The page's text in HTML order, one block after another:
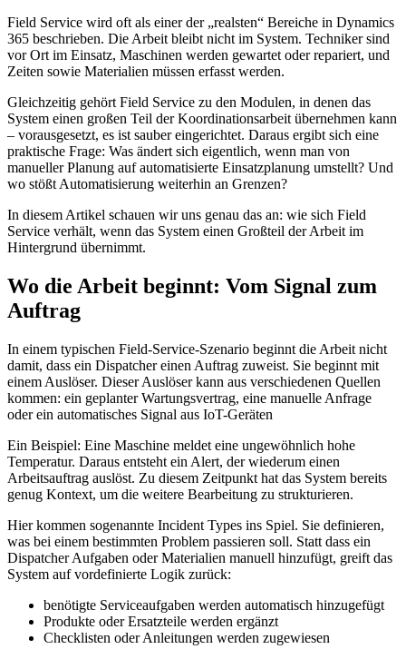
Field Service wird oft als einer der „realsten“ Bereiche in Dynamics
365 beschrieben. Die Arbeit bleibt nicht im System. Techniker sind
vor Ort im Einsatz, Maschinen werden gewartet oder repariert, und
Zeiten sowie Materialien müssen erfasst werden.
Gleichzeitig gehört Field Service zu den Modulen, in denen das
System einen großen Teil der Koordinationsarbeit übernehmen kann
– vorausgesetzt, es ist sauber eingerichtet. Daraus ergibt sich eine
praktische Frage: Was ändert sich eigentlich, wenn man von
manueller Planung auf automatisierte Einsatzplanung umstellt? Und
wo stößt Automatisierung weiterhin an Grenzen?
In diesem Artikel schauen wir uns genau das an: wie sich Field
Service verhält, wenn das System einen Großteil der Arbeit im
Hintergrund übernimmt.
Wo die Arbeit beginnt: Vom Signal zum
Auftrag
In einem typischen Field-Service-Szenario beginnt die Arbeit nicht
damit, dass ein Dispatcher einen Auftrag zuweist. Sie beginnt mit
einem Auslöser. Dieser Auslöser kann aus verschiedenen Quellen
kommen: ein geplanter Wartungsvertrag, eine manuelle Anfrage
oder ein automatisches Signal aus IoT-Geräten
Ein Beispiel: Eine Maschine meldet eine ungewöhnlich hohe
Temperatur. Daraus entsteht ein Alert, der wiederum einen
Arbeitsauftrag auslöst. Zu diesem Zeitpunkt hat das System bereits
genug Kontext, um die weitere Bearbeitung zu strukturieren.
Hier kommen sogenannte Incident Types ins Spiel. Sie definieren,
was bei einem bestimmten Problem passieren soll. Statt dass ein
Dispatcher Aufgaben oder Materialien manuell hinzufügt, greift das
System auf vordefinierte Logik zurück:
benötigte Serviceaufgaben werden automatisch hinzugefügt
Produkte oder Ersatzteile werden ergänzt
Checklisten oder Anleitungen werden zugewiesen